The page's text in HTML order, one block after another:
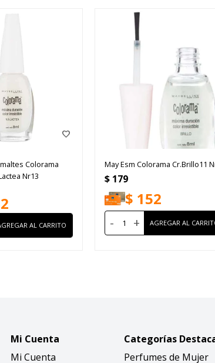
Colorama
Nr13
May Esm Colorama Cr.Brillo11
$ 179
$ 152
- +
Mi Cuenta
Mi Cuenta
Categorías
Perfumes de Mujer